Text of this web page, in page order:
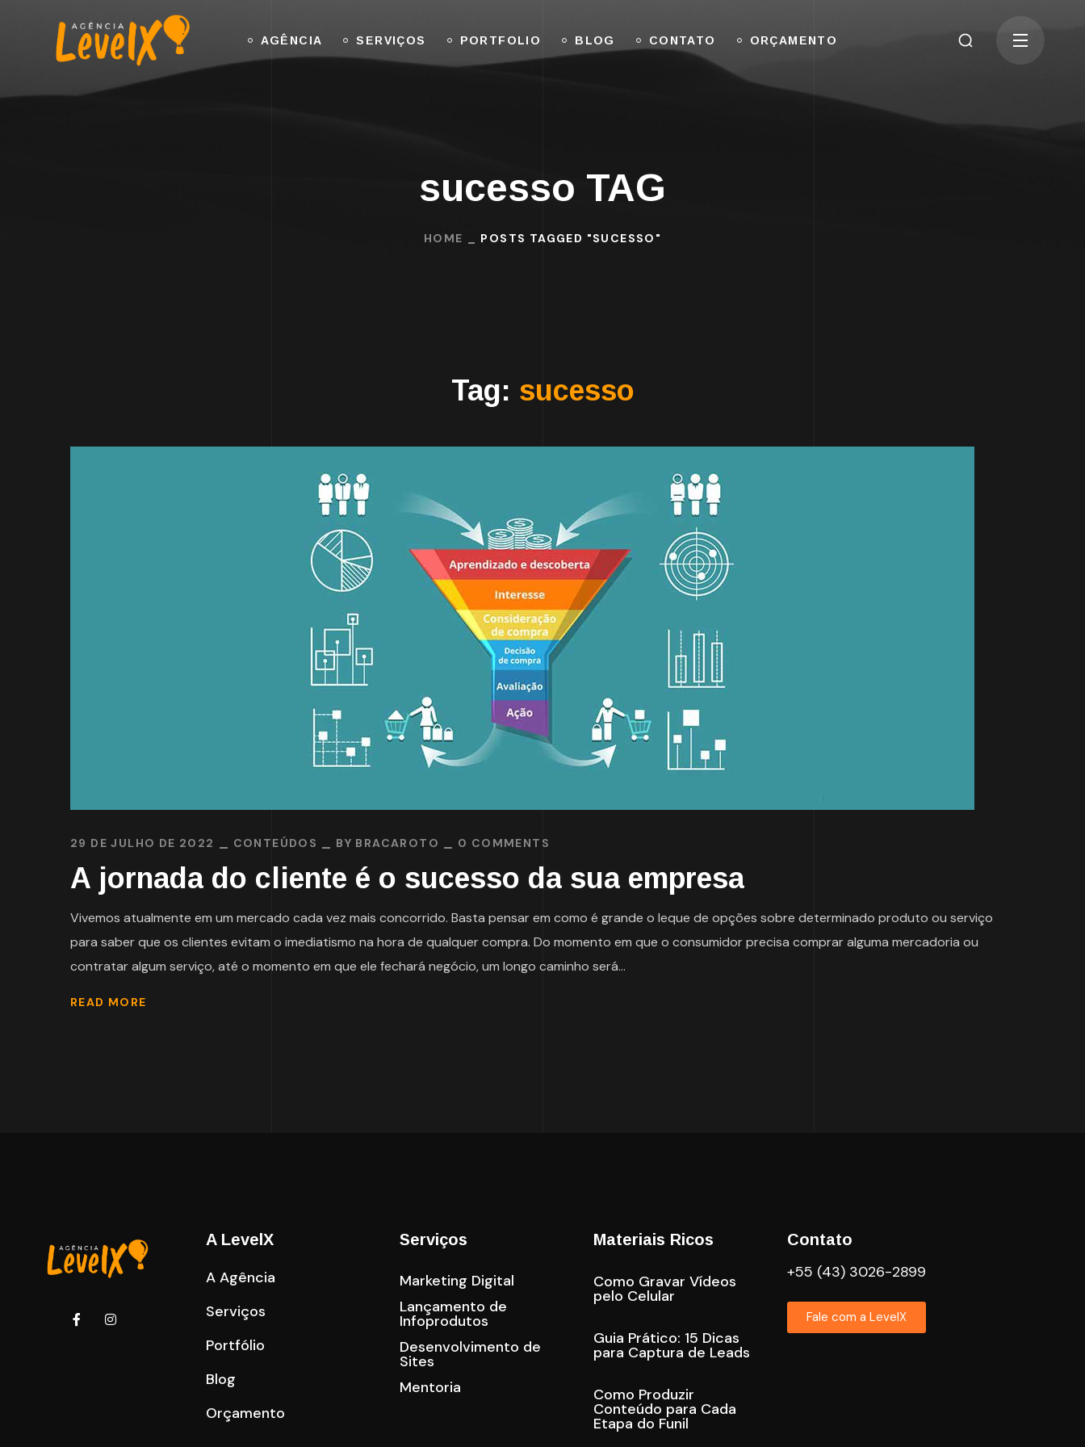
AGÊNCIA SERVIÇOS PORTFOLIO BLOG CONTATO ORÇAMENTO
sucesso TAG
HOME POSTS TAGGED "SUCESSO"
Tag: sucesso
29 DE JULHO DE 2022 CONTEÚDOS BY BRACAROTO 0 COMMENTS
A jornada do cliente é o sucesso da sua empresa
Vivemos atualmente em um mercado cada vez mais concorrido. Basta pensar em como é grande o leque de opções sobre determinado produto ou serviço
para saber que os clientes evitam o imediatismo na hora de qualquer compra. Do momento em que o consumidor precisa comprar alguma mercadoria ou
contratar algum serviço, até o momento em que ele fechará negócio, um longo caminho será...
READ MORE
A LevelX
A Agência
Serviços
Portfólio
Blog
Orçamento
Serviços
Marketing Digital
Lançamento de
Infoprodutos
Desenvolvimento de
Sites
Mentoria
Materiais Ricos
Como Gravar Vídeos
pelo Celular
Guia Prático: 15 Dicas
para Captura de Leads
Como Produzir
Conteúdo para Cada
Etapa do Funil
Contato
+55 (43) 3026-2899
Fale com a LevelX